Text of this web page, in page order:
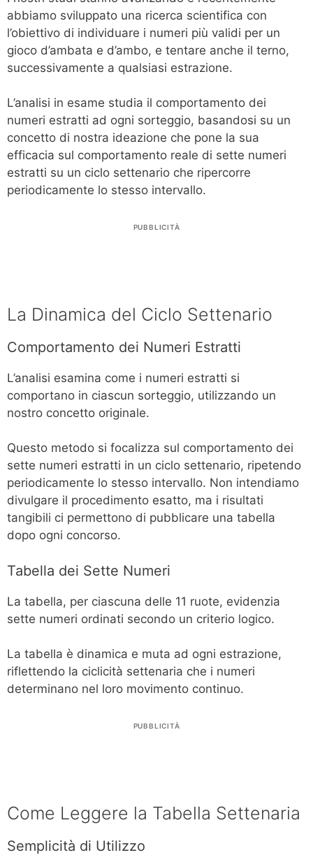
abbiamo sviluppato una ricerca scientifica con
l’obiettivo di individuare i numeri più validi per un
gioco d’ambata e d’ambo, e tentare anche il terno,
successivamente a qualsiasi estrazione.
L’analisi in esame studia il comportamento dei
numeri estratti ad ogni sorteggio, basandosi su un
concetto di nostra ideazione che pone la sua
efficacia sul comportamento reale di sette numeri
estratti su un ciclo settenario che ripercorre
periodicamente lo stesso intervallo.
PUBBLICITÀ
La Dinamica del Ciclo Settenario
Comportamento dei Numeri Estratti
L’analisi esamina come i numeri estratti si
comportano in ciascun sorteggio, utilizzando un
nostro concetto originale.
Questo metodo si focalizza sul comportamento dei
sette numeri estratti in un ciclo settenario, ripetendo
periodicamente lo stesso intervallo. Non intendiamo
divulgare il procedimento esatto, ma i risultati
tangibili ci permettono di pubblicare una tabella
dopo ogni concorso.
Tabella dei Sette Numeri
La tabella, per ciascuna delle 11 ruote, evidenzia
sette numeri ordinati secondo un criterio logico.
La tabella è dinamica e muta ad ogni estrazione,
riflettendo la ciclicità settenaria che i numeri
determinano nel loro movimento continuo.
PUBBLICITÀ
Come Leggere la Tabella Settenaria
Semplicità di Utilizzo